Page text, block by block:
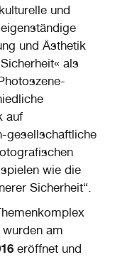
und
und Ästhetik
als
auf
gesellschaftliche
wie die
Sicherheit“.
am
eröffnet und